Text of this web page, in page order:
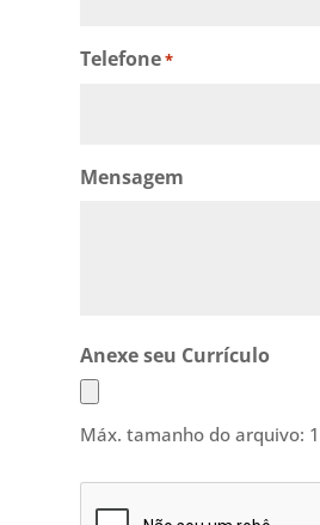
Telefone*
Mensagem
Anexe seu Currículo
Máx. tamanho do arquivo:
CAPTCHA